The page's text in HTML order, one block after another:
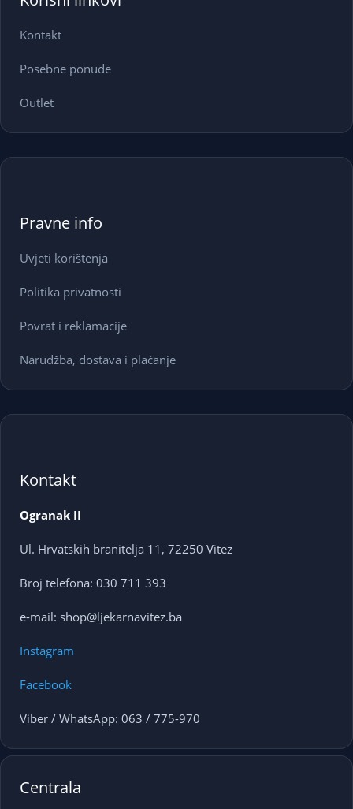
Kontakt
Posebne ponude
Outlet
Pravne info
Uvjeti korištenja
Politika privatnosti
Povrat i reklamacije
Narudžba, dostava i plaćanje
Kontakt
Ogranak II
Ul. Hrvatskih branitelja 11, 72250 Vitez
Broj telefona: 030 711 393
e-mail: shop@ljekarnavitez.ba
Instagram
Facebook
Viber / WhatsApp: 063 / 775-970
Centrala